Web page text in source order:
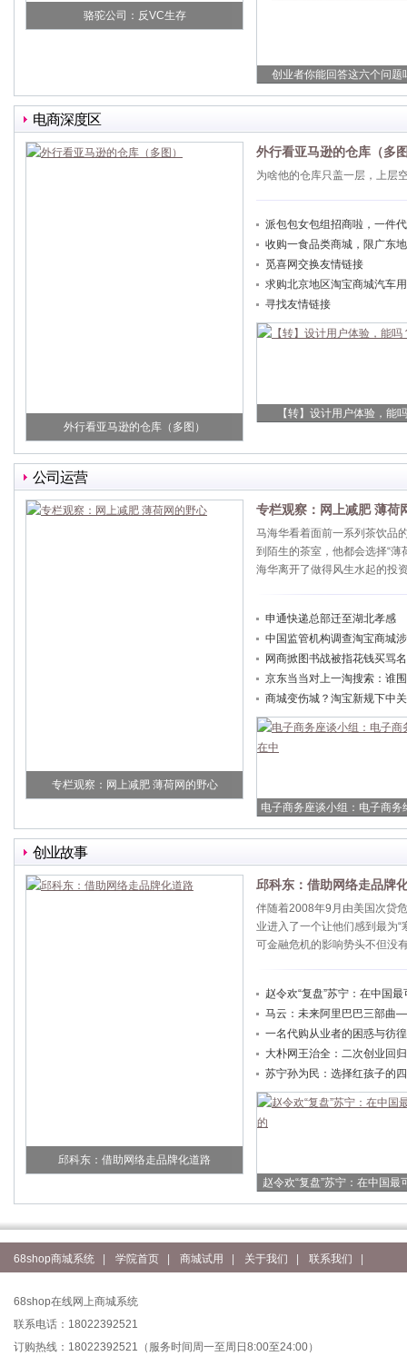
骆驼公司：反VC生存
创业者你能回答这六个问题
电商深度区
外行看亚马逊的仓库（多图）
外行看亚马逊的仓库（多
为啥他的仓库只盖一层，上层
派包包女包组招商啦，一件
收购一食品类商城，限广东
觅喜网交换友情链接
求购北京地区淘宝商城汽车
寻找友情链接
【转】设计用户体验，能
公司运营
专栏观察：网上减肥 薄荷网的野心
专栏观察：网上减肥 薄荷
马海华看着面前一系列茶饮品
到陌生的茶室，他都会选择“
海华离开了做得风生水起的投
申通快递总部迁至湖北孝感
中国监管机构调查淘宝商城
网商掀图书战被指花钱买骂名
京东当当对上一淘搜索：谁
商城变伤城？淘宝新规下中
电子商务座谈小组：电子商务
中
创业故事
邱科东：借助网络走品牌化道路
邱科东：借助网络走品牌
伴随着2008年9月由美国次贷
业进入了一个让他们感到最为
可金融危机的影响势头不但没
赵令欢“复盘”苏宁：在中国最
马云：未来阿里巴巴三部曲
一名代购从业者的困惑与彷
大朴网王治全：二次创业回
苏宁孙为民：选择红孩子的
赵令欢“复盘”苏宁：在中国最
68shop商城系统 学院首页 商城试用 关于我们 联系我们
68shop在线网上商城系统
联系电话：18022392521
订购热线：18022392521（服务时间周一至周日8:00至24:00）